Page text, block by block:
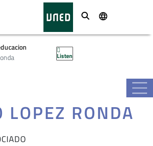
Buscar
Listen
LOPEZ RONDA